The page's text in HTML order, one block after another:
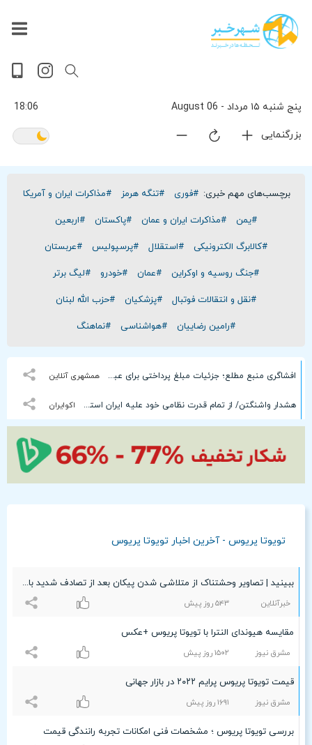
پنج شنبه ۱۵ مرداد - 06 August 18.06
بزرگنمایی
پربیننده‌ترین
اخبار
آخرین
اخبار
پخش
داغ
ترین
سیاسی
ورزشی
اقتصادی
حوادث
گوناگون
تصویری
سلامت
جهان
فرهنگی
ویدیویی
بازار
برچسب‌های مهم خبری: #فوری #تنگه هرمز #مذاکرات ایران و آمریکا
#یمن #مذاکرات ایران و عمان #پاکستان #اربعین
#کالابرگ الکترونیکی #استقلال #پرسپولیس #عربستان
#جنگ روسیه و اوکراین #عمان #خودرو #لیگ برتر
#نقل و انتقالات فوتبال #پزشکیان #حزب الله لبنان
#رامین رضاییان #هواشناسی #نماهنگ
همشهری آنلاین افشاگری منبع مطلع؛ جزئیات مبلغ پرداختی برای عبور از تنگه هرمز تا حذف کریدورهای شمالی و جنوبی
اکوایران هشدار واشنگتن/ از تمام قدرت نظامی خود علیه ایران استفاده می‌کنیم!
تویوتا پریوس - آخرین اخبار تویوتا پریوس
ببینید | تصاویر وحشتناک از متلاشی شدن پیکان بعد از تصادف شدید با تویوتا پریوس در جاده فراشبند به فیروزآباد
خبرآنلاین ۵۴٣ روز پیش
مقایسه هیوندای النترا با تویوتا پریوس +عکس
مشرق نیوز ۱۵۰۲ روز پیش
قیمت تویوتا پریوس پرایم ۲۰۲۲ در بازار جهانی
مشرق نیوز ۱۶٩۱ روز پیش
بررسی تویوتا پریوس ؛ مشخصات فنی امکانات تجربه رانندگی قیمت